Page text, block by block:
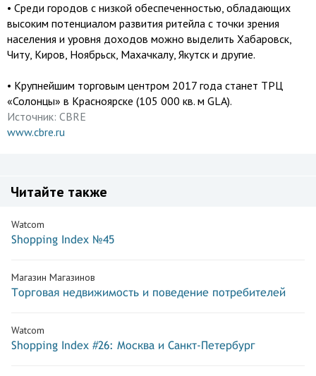
• Среди городов с низкой обеспеченностью, обладающих
высоким потенциалом развития ритейла с точки зрения
населения и уровня доходов можно выделить Хабаровск,
Читу, Киров, Ноябрьск, Махачкалу, Якутск и другие.
• Крупнейшим торговым центром 2017 года станет ТРЦ
«Солонцы» в Красноярске (105 000 кв. м GLA).
Источник: CBRE
www.cbre.ru
Читайте также
Watcom
Shopping Index №45
Магазин Магазинов
Торговая недвижимость и поведение потребителей
Watcom
Shopping Index #26: Москва и Санкт-Петербург